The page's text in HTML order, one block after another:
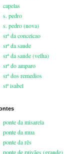
capelas
s. pedro
s. pedro (nova)
srª da conceicao
srª da saude
srª da saude (velha)
srª do amparo
srª dos remedios
stª isabel
ponte da misarela
ponte da mua
ponte da rês
ponte de ruivães (grande)